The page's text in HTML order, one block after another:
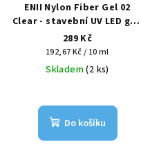
ENII Nylon Fiber Gel 02
Clear - stavební UV LED gel,
15 ml
289 Kč
Měrná
cena:
192,67 Kč / 10 ml
Skladem(2 ks)
Do košíku